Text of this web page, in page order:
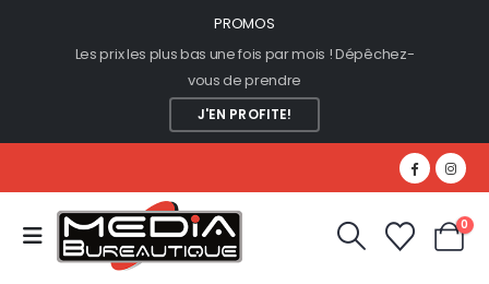
PROMOS
Les prix les plus bas une fois par mois ! Dépêchez-
vous de prendre
J'EN PROFITE!
0